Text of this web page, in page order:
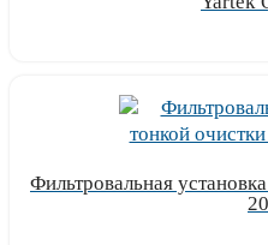
Фильтровальная